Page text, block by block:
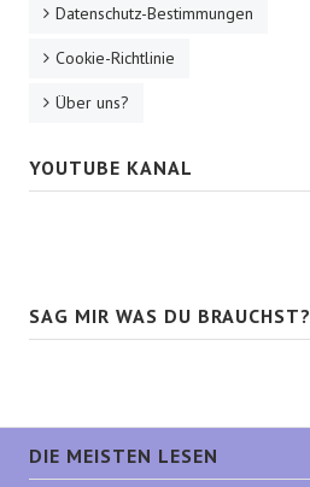
Datenschutz-Bestimmungen
Cookie-Richtlinie
Über uns?
YOUTUBE KANAL
SAG MIR WAS DU BRAUCHST?
DIE MEISTEN LESEN